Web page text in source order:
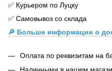
✅ Курьером по Луцку
✅ Самовывоз со склада
🔎 Больше информации о
Оплата по реквизитам на